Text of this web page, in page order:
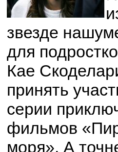
звезде
для
Кае
принять
серии
фильмов
моря». А